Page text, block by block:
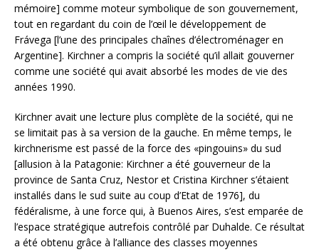
mémoire] comme moteur symbolique de son gouvernement,
tout en regardant du coin de l’œil le développement de
Frávega [l’une des principales chaînes d’électroménager en
Argentine]. Kirchner a compris la société qu’il allait gouverner
comme une société qui avait absorbé les modes de vie des
années 1990.
Kirchner avait une lecture plus complète de la société, qui ne
se limitait pas à sa version de la gauche. En même temps, le
kirchnerisme est passé de la force des «pingouins» du sud
[allusion à la Patagonie: Kirchner a été gouverneur de la
province de Santa Cruz, Nestor et Cristina Kirchner s’étaient
installés dans le sud suite au coup d’Etat de 1976], du
fédéralisme, à une force qui, à Buenos Aires, s’est emparée de
l’espace stratégique autrefois contrôlé par Duhalde. Ce résultat
a été obtenu grâce à l’alliance des classes moyennes